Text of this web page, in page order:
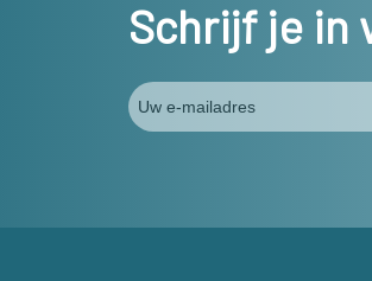
Schrijf je in